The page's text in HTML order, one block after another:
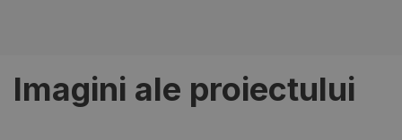
Imagini ale proiectului